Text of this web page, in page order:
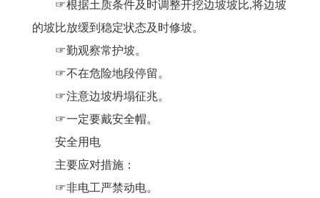
☞根据土质条件及时调整开挖边坡坡比,将边坡
的坡比放缓到稳定状态及时修坡。
☞勤观察常护坡。
☞不在危险地段停留。
☞注意边坡坍塌征兆。
☞一定要戴安全帽。
安全用电
主要应对措施：
☞非电工严禁动电。